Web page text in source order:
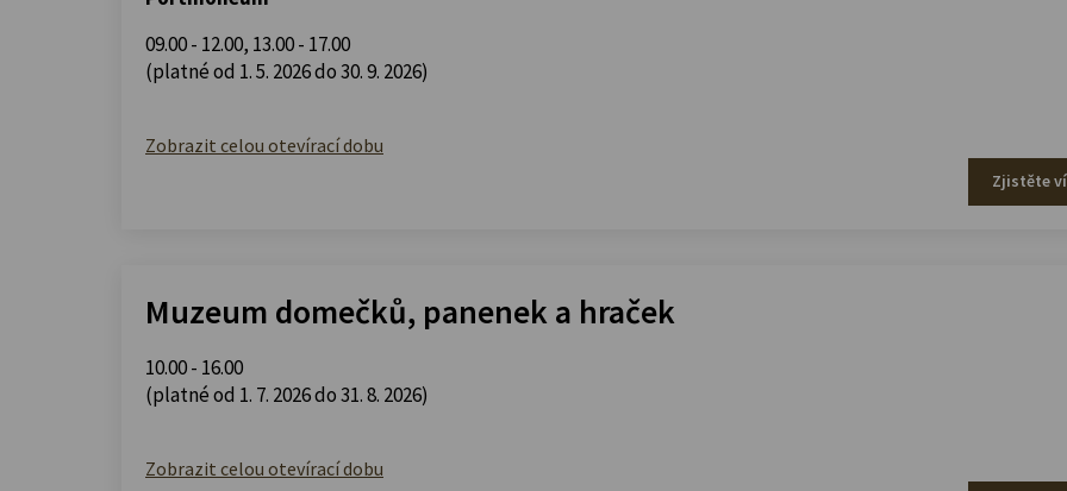
09.00 - 12.00, 13.00 - 17.00
(platné od 1. 5. 2026 do 30. 9. 2026)
Zobrazit celou otevírací dobu
Zjistěte
Muzeum domečků, panenek a hraček
10.00 - 16.00
(platné od 1. 7. 2026 do 31. 8. 2026)
Zobrazit celou otevírací dobu